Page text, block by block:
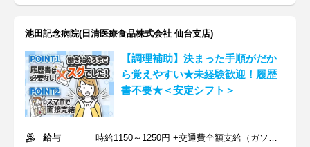
池田記念病院(日清医療食品株式会社 仙台支店)
【調理補助】決まった手順がだか
ら覚えやすい★未経験歓迎！履歴
書不要★＜安定シフト＞
給与
時給1150～1250円 +交通費全額支給（ガソリン代も支給）